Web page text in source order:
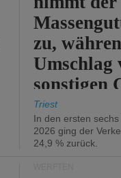
zu,
Umschlag
sonstigen
abnimmt.
Triest
In den ersten
2026 ging der
24,9 % zurück.